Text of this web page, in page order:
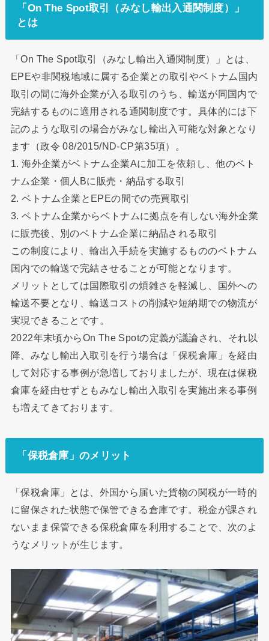
「On The Spot取引（みなし輸出入通関制度）」
とは
「On The Spot取引（みなし輸出入通関制度）」とは、
EPEや非関税地域に属する企業との取引やベトナム国内
取引の間に海外企業が入る取引のうち、輸送が同国内で
完結するものに適用される通関制度です。具体的には下
記のような取引の場合がみなし輸出入可能な対象となり
ます（政令 08/2015/ND-CP第35項）。
1. 海外企業がベトナム企業Aに加工を依頼し、他のベト
ナム企業・個人Bに販売・納品する取引
2. ベトナム企業とEPEの間での売買取引
3. ベトナム企業からベトナムに拠点を有しない海外企業
に販売後、別のベトナム企業に納品される取引
この制度により、輸出入手続を実施するもののベトナム
国内での輸送で完結させることが可能となります。
メリットとしては国際取引の煩雑さを軽減し、国外への
輸送不要となり、輸送コストの削減や短納期での物流が
実現できることです。
2022年末頃からOn The Spotの定義が議論され、それ以
降、みなし輸出入取引を行う場合は「保税倉庫」を経由
して対応する事例が急増しておりましたが、現在は保税
倉庫を経由せずともみなし輸出入取引を実施出来る事例
も増えてきております。
「保税倉庫」のメリット
「保税倉庫」とは、外国から届いた貨物の関税が一時的
に留保された状態で保管できる倉庫です。税金が課され
ないまま保管できる保税倉庫を利用することで、次のよ
うなメリットが生じます。